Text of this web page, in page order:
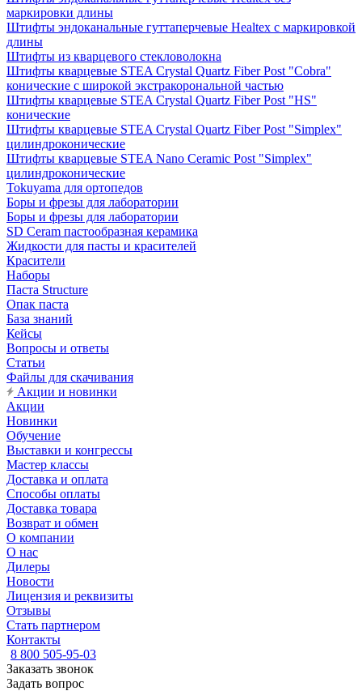
маркировки длины
Штифты эндоканальные гуттаперчевые Healtex с маркировкой
длины
Штифты из кварцевого стекловолокна
Штифты кварцевые STEA Crystal Quartz Fiber Post "Cobra"
конические c широкой экстракорональной частью
Штифты кварцевые STEA Crystal Quartz Fiber Post "HS"
конические
Штифты кварцевые STEA Crystal Quartz Fiber Post "Simplex"
цилиндроконические
Штифты кварцевые STEA Nano Ceramic Post "Simplex"
цилиндроконические
Tokuyama для ортопедов
Боры и фрезы для лаборатории
Боры и фрезы для лаборатории
SD Ceram пастообразная керамика
Жидкости для пасты и красителей
Красители
Наборы
Паста Structure
Опак паста
База знаний
Кейсы
Вопросы и ответы
Статьи
Файлы для скачивания
Акции и новинки
Акции
Новинки
Обучение
Выставки и конгрессы
Мастер классы
Доставка и оплата
Способы оплаты
Доставка товара
Возврат и обмен
О компании
О нас
Дилеры
Новости
Лицензия и реквизиты
Отзывы
Стать партнером
Контакты
8 800 505-95-03
Заказать звонок
Задать вопрос